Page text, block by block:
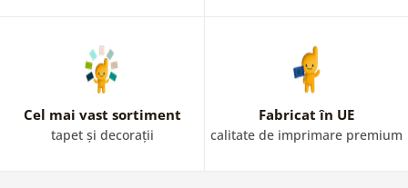
Cel mai vast sortiment
tapet și decorații
Fabricat în UE
calitate de imprimare premium